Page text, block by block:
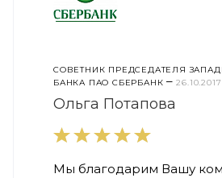
СОВЕТНИК ПРЕДСЕДАТЕЛЯ
БАНКА ПАО СБЕРБАНК – 26.10.2017
Ольга Потапова
Мы благодарим Вашу